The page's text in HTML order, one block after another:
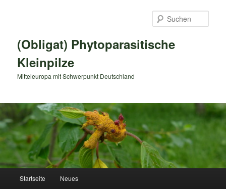
(Obligat) Phytoparasitische
Kleinpilze
Mitteleuropa mit Schwerpunkt Deutschland
Startseite Neues